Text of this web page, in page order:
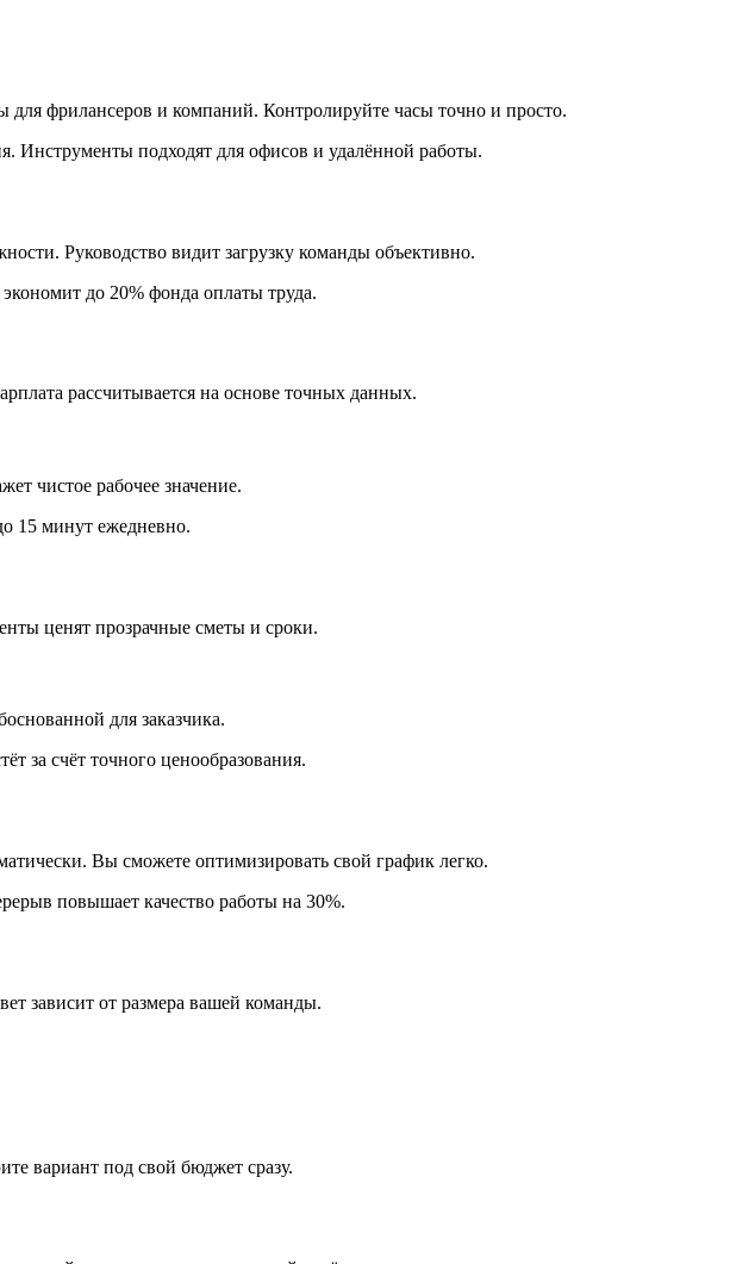
фрилансеров и компаний. Контролируйте часы точно и просто.
Инструменты подходят для офисов и удалённой работы.
Руководство видит загрузку команды объективно.
до 20% фонда оплаты труда.
рассчитывается на основе точных данных.
чистое рабочее значение.
15 минут ежедневно.
ценят прозрачные сметы и сроки.
для заказчика.
за счёт точного ценообразования.
Вы сможете оптимизировать свой график легко.
повышает качество работы на 30%.
зависит от размера вашей команды.
вариант под свой бюджет сразу.